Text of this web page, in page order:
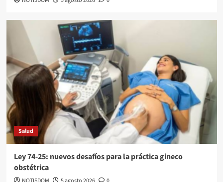
Salud
Ley 74-25: nuevos desafíos para la práctica gineco
obstétrica